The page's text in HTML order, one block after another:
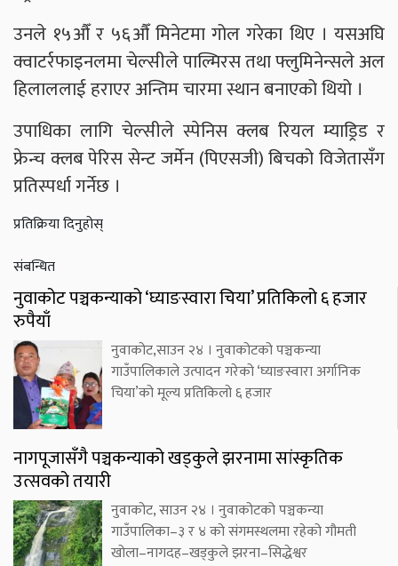
उनले १५औँ र ५६औँ मिनेटमा गोल गरेका थिए । यसअघि
क्वाटर्रफाइनलमा चेल्सीले पाल्मिरस तथा फ्लुमिनेन्सले अल
हिलाललाई हराएर अन्तिम चारमा स्थान बनाएको थियो ।
उपाधिका लागि चेल्सीले स्पेनिस क्लब रियल म्याड्रिड र
फ्रेन्च क्लब पेरिस सेन्ट जर्मेन (पिएसजी) बिचको विजेतासँग
प्रतिस्पर्धा गर्नेछ ।
प्रतिक्रिया दिनुहोस्
संबन्धित
नुवाकोट पञ्चकन्याको ‘घ्याङस्वारा चिया’ प्रतिकिलो ६ हजार
रुपैयाँ
नुवाकोट,साउन २४ । नुवाकोटको पञ्चकन्या
गाउँपालिकाले उत्पादन गरेको ‘घ्याङस्वारा अर्गानिक
चिया’को मूल्य प्रतिकिलो ६ हजार
नागपूजासँगै पञ्चकन्याको खड्कुले झरनामा सांस्कृतिक
उत्सवको तयारी
नुवाकोट, साउन २४ । नुवाकोटको पञ्चकन्या
गाउँपालिका–३ र ४ को संगमस्थलमा रहेको गौमती
खोला–नागदह–खड्कुले झरना–सिद्धेश्वर